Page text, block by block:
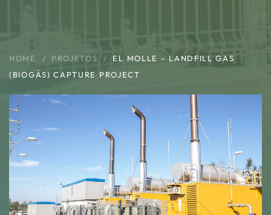
HOME PROJETOS
EL MOLLE – LANDFILL GAS
(BIOGÁS) CAPTURE PROJECT